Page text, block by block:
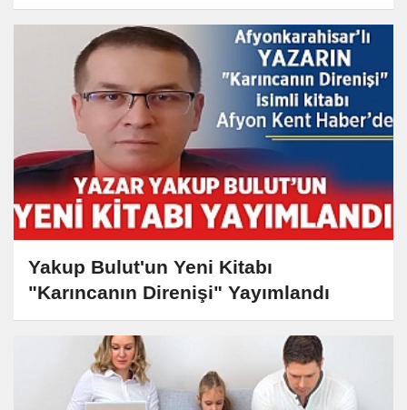
Yakup Bulut'un Yeni Kitabı
"Karıncanın Direnişi" Yayımlandı